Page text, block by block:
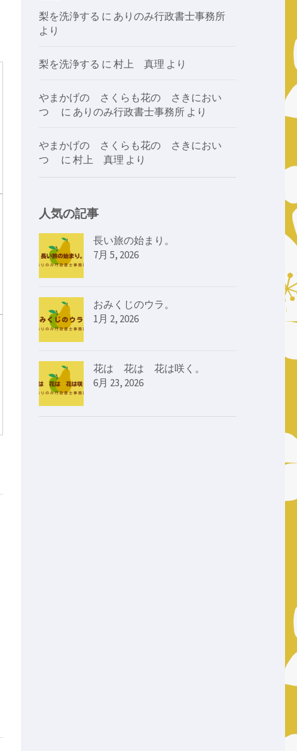
梨を洗浄する に ありのみ行政書士事務所
より
梨を洗浄する に村上 真理 より
やまかげの さくらも花の さきにおい
つゝ
に ありのみ行政書士事務所 より
やまかげの さくらも花の さきにおい
つゝ
に村上 真理 より
人気の記事
長い旅の始まり。
7月 5, 2026
おみくじのウラ。
1月 2, 2026
花は 花は 花は咲く。
6月 23, 2026